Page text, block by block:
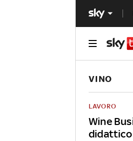
VINO
Wine
didattico
LAVORO